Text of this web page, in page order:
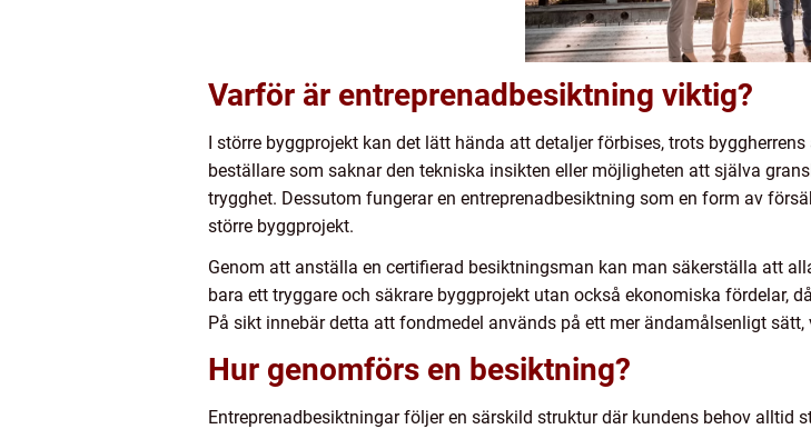
Varför är entreprenadbesiktning viktig?
I större byggprojekt kan det lätt hända att detaljer förbises, trots
beställare som saknar den tekniska insikten eller möjligheten att själva
trygghet. Dessutom fungerar en entreprenadbesiktning som en form av
större byggprojekt.
Genom att anställa en certifierad besiktningsman kan man säkerställa att
bara ett tryggare och säkrare byggprojekt utan också ekonomiska fördelar,
På sikt innebär detta att fondmedel används på ett mer ändamålsenligt
Hur genomförs en besiktning?
Entreprenadbesiktningar följer en särskild struktur där kundens behov alltid